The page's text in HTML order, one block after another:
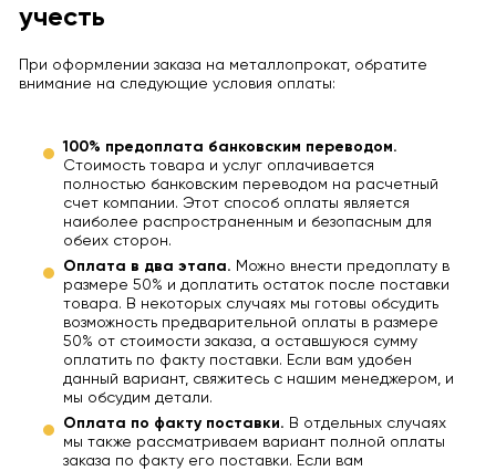
учесть
При оформлении заказа на металлопрокат, обратите
внимание на следующие условия оплаты:
100% предоплата банковским переводом.
Стоимость товара и услуг оплачивается
полностью банковским переводом на расчетный
счет компании. Этот способ оплаты является
наиболее распространенным и безопасным для
обеих сторон.
Оплата в два этапа. Можно внести предоплату в
размере 50% и доплатить остаток после поставки
товара. В некоторых случаях мы готовы обсудить
возможность предварительной оплаты в размере
50% от стоимости заказа, а оставшуюся сумму
оплатить по факту поставки. Если вам удобен
данный вариант, свяжитесь с нашим менеджером, и
мы обсудим детали.
Оплата по факту поставки. В отдельных случаях
мы также рассматриваем вариант полной оплаты
заказа по факту его поставки. Если вам